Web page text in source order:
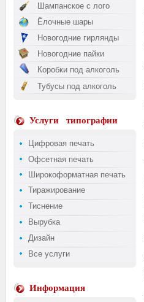
Шампанское с лого
Ёлочные шары
Новогодние гирлянды
Новогодние пайки
Коробки под алкоголь
Тубусы под алкоголь
Услуги типографии
Цифровая печать
Офсетная печать
Широкоформатная печать
Тиражирование
Тиснение
Вырубка
Дизайн
Все услуги
Информация